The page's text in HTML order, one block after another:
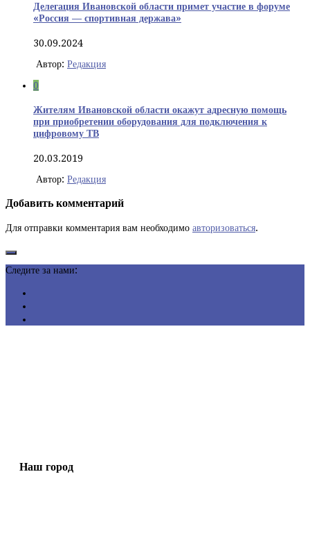
Делегация Ивановской области примет участие в форуме
«Россия — спортивная держава»
30.09.2024
Автор: Редакция
0
Жителям Ивановской области окажут адресную помощь
при приобретении оборудования для подключения к
цифровому ТВ
20.03.2019
Автор: Редакция
Добавить комментарий
Для отправки комментария вам необходимо авторизоваться.
Следите за нами:
Наш город